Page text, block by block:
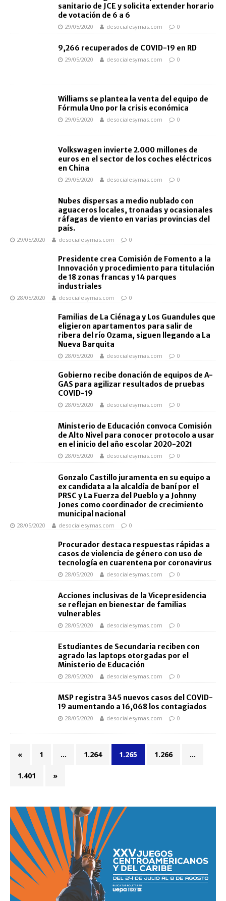
sanitario de JCE y solicita extender horario
de votación de 6 a 6
29/05/2020 desocialesymas.com 0
9,266 recuperados de COVID-19 en RD
29/05/2020 desocialesymas.com 0
Williams se plantea la venta del equipo de
Fórmula Uno por la crisis económica
29/05/2020 desocialesymas.com 0
Volkswagen invierte 2.000 millones de
euros en el sector de los coches eléctricos
en China
29/05/2020 desocialesymas.com 0
Nubes dispersas a medio nublado con
aguaceros locales, tronadas y ocasionales
ráfagas de viento en varias provincias del
país.
29/05/2020 desocialesymas.com 0
Presidente crea Comisión de Fomento a la
Innovación y procedimiento para titulación
de 18 zonas francas y 14 parques
industriales
28/05/2020 desocialesymas.com 0
Familias de La Ciénaga y Los Guandules que
eligieron apartamentos para salir de
ribera del río Ozama, siguen llegando a La
Nueva Barquita
28/05/2020 desocialesymas.com 0
Gobierno recibe donación de equipos de A-
GAS para agilizar resultados de pruebas
COVID-19
28/05/2020 desocialesymas.com 0
Ministerio de Educación convoca Comisión
de Alto Nivel para conocer protocolo a usar
en el inicio del año escolar 2020-2021
28/05/2020 desocialesymas.com 0
Gonzalo Castillo juramenta en su equipo a
ex candidata a la alcaldía de baní por el
PRSC y La Fuerza del Pueblo y a Johnny
Jones como coordinador de crecimiento
municipal nacional
28/05/2020 desocialesymas.com 0
Procurador destaca respuestas rápidas a
casos de violencia de género con uso de
tecnología en cuarentena por coronavirus
28/05/2020 desocialesymas.com 0
Acciones inclusivas de la Vicepresidencia
se reflejan en bienestar de familias
vulnerables
28/05/2020 desocialesymas.com 0
Estudiantes de Secundaria reciben con
agrado las laptops otorgadas por el
Ministerio de Educación
28/05/2020 desocialesymas.com 0
MSP registra 345 nuevos casos del COVID-
19 aumentando a 16,068 los contagiados
28/05/2020 desocialesymas.com 0
« 1 … 1.264 1.265 1.266 …
1.401 »